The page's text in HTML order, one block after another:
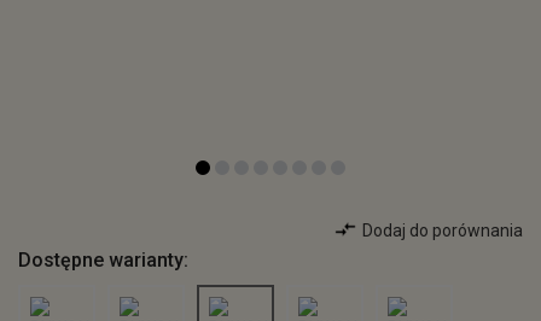
Dodaj do porównania
Dostępne warianty: